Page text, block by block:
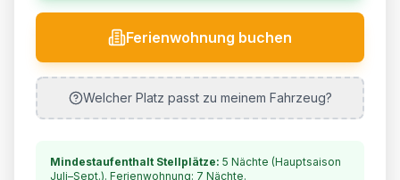
Ferienwohnung buchen
Welcher Platz passt zu meinem Fahrzeug?
Mindestaufenthalt Stellplätze: 5 Nächte (Hauptsaison
Juli–Sept.). Ferienwohnung: 7 Nächte.